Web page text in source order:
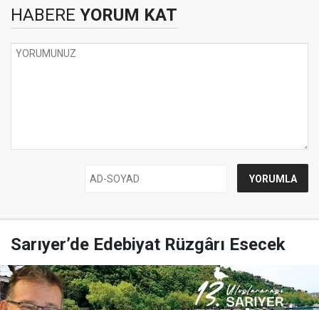
HABERE YORUM KAT
Sarıyer’de Edebiyat Rüzgârı Esecek